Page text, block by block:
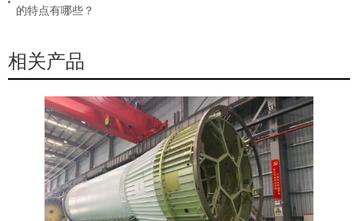
的特点有哪些？
相关产品